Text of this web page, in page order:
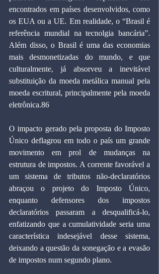
encontrados em países desenvolvidos, como
os EUA ou a UE. Em realidade, o “Brasil é
referência mundial na tecnolgia bancária”.
Além disso, o Brasil é uma das economias
mais desmonetizadas do mundo, e que
culturalmente, já absorveu a inevitável
substituição da moeda metálica manual pela
moeda escritural, principalmente pela moeda
eletrônica.86
O impacto gerado pela proposta do Imposto
Único deflagrou em todo o país um grande
movimento em prol de mudanças na
estrutura de impostos. A corrente favorável a
um sistema de tributos não-declaratórios
abraçou o projeto do Imposto Único,
enquanto defensores dos impostos
declaratórios passaram a desqualificá-lo,
enfatizando que a cumulatividade seria uma
característica indesejável desse sistema,
deixando a questão da sonegação e a evasão
de impostos num segundo plano.